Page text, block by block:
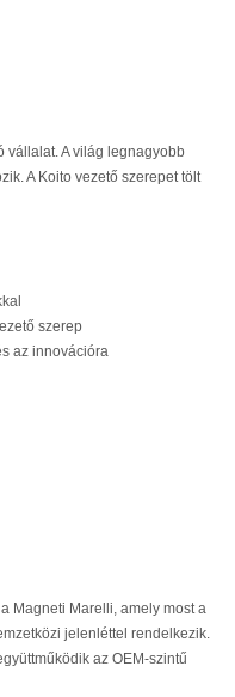
vállalat. A világ legnagyobb
A Koito vezető szerepet tölt
szerep
az innovációra
Magneti Marelli, amely most a
jelenléttel rendelkezik.
az OEM-szintű